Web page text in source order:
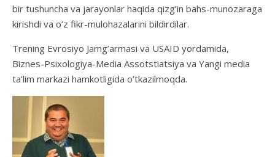
bir tushuncha va jarayonlar haqida qizg’in bahs-munozaraga
kirishdi va o’z fikr-mulohazalarini bildirdilar.
Trening Evrosiyo Jamg’armasi va USAID yordamida,
Biznes-Psixologiya-Media Assotstiatsiya va Yangi media
ta’lim markazi hamkotligida o’tkazilmoqda.